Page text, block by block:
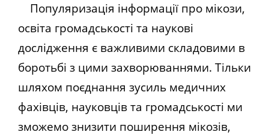
Популяризація інформації про мікози,
освіта громадськості та наукові
дослідження є важливими складовими в
боротьбі з цими захворюваннями. Тільки
шляхом поєднання зусиль медичних
фахівців, науковців та громадськості ми
зможемо знизити поширення мікозів,